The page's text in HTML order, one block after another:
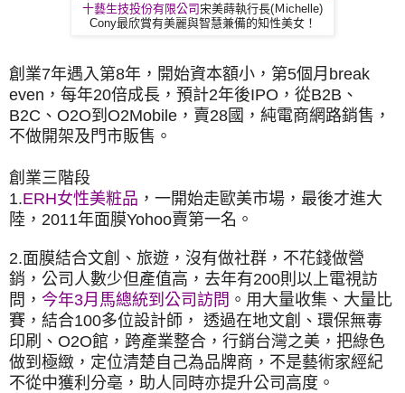
十藝生技投份有限公司宋美蒔執行長(Ｍichelle)
Cony最欣賞有美麗與智慧兼備的知性美女！
創業7年遇入第8年，開始資本額小，第5個月break
even，每年20倍成長，預計2年後IPO，從B2B、
B2C、O2O到O2Mobile，賣28國，純電商網路銷售，
不做開架及門市販售。
創業三階段
1.ERH女性美粧品 ，一開始走歐美市場，最後才進大
陸，2011年面膜Yohoo賣第一名。
2.面膜結合文創、旅遊，沒有做社群，不花錢做營
銷，公司人數少但產值高，去年有200則以上電視訪
問， 今年3月馬總統到公司訪問 。用大量收集、大量比
賽，結合100多位設計師， 透過在地文創、環保無毒
印刷、O2O館，跨產業整合，行銷台灣之美，把綠色
做到極緻，定位清楚自己為品牌商，不是藝術家經紀
不從中獲利分亳，助人同時亦提升公司高度。